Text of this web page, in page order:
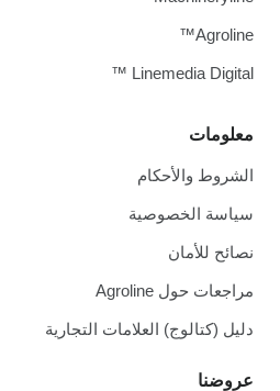
معلومات
الشروط والأحكام
سياسة الخصوصية
نصائح للأمان
مراجعات حول Agroline
دليل (كتالوج) العلامات التجارية
عروضنا
Agroline™
Linemedia Digital ™